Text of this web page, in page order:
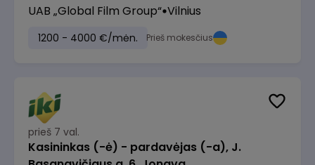
UAB „Global Film Group“ Vilnius
1200 - 4000 €/mėn. Prieš mokesčius
prieš 7 val.
Kasininkas (-ė) - pardavėjas (-a), J.